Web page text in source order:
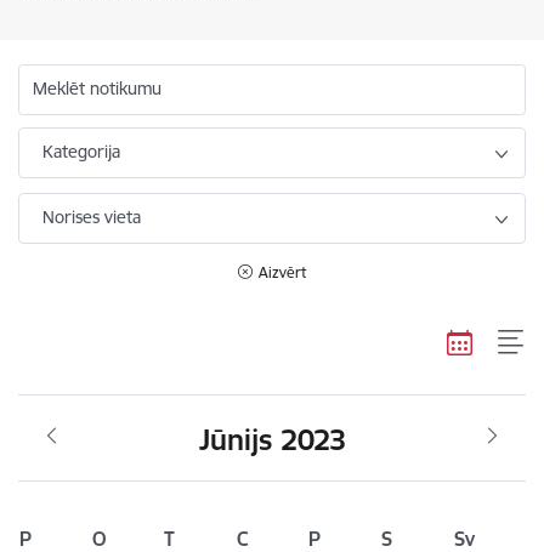
Meklēt notikumu
Kategorija
Norises vieta
Aizvērt
Jūnijs 2023
P O T C P S
Sv